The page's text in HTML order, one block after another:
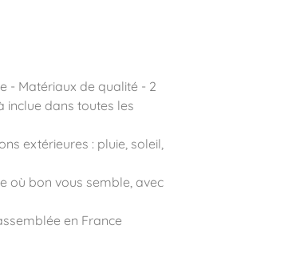
- Matériaux de qualité - 2
inclue dans toutes les
extérieures : pluie, soleil,
où bon vous semble, avec
en France